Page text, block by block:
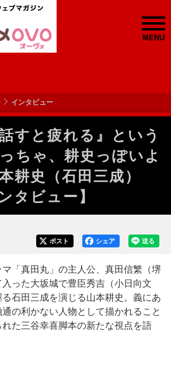
MENU
インタビュー
すと疲れる』という
ちゃ、耕史っぽいよ
耕史（石田三成）
タビュー】
送る
シェア
ポスト
「真田丸」の主人公、真田信繁（堺
った大坂城で豊臣秀吉（小日向文
石田三成を演じる山本耕史。義にあ
の利かない人物として描かれること
た三谷幸喜脚本の新たな視点を語